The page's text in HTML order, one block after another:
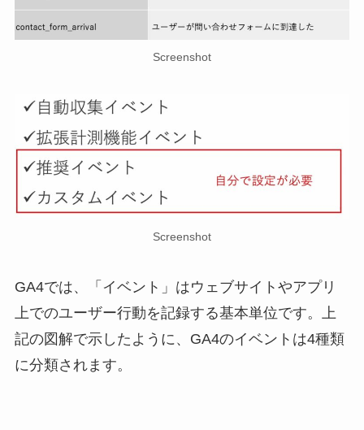
Screenshot
Screenshot
GA4では、「イベント」はウェブサイトやアプリ
上でのユーザー行動を記録する基本単位です。上
記の図解で示したように、GA4のイベントは4種類
に分類されます。